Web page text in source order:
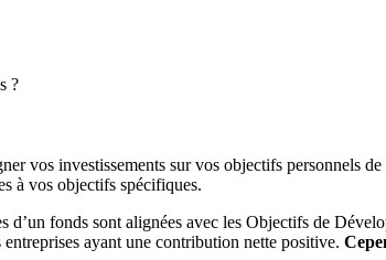
?
vos investissements sur vos objectifs personnels
à vos objectifs spécifiques.
d’un fonds sont alignées avec les Objectifs de
ayant une contribution nette positive.